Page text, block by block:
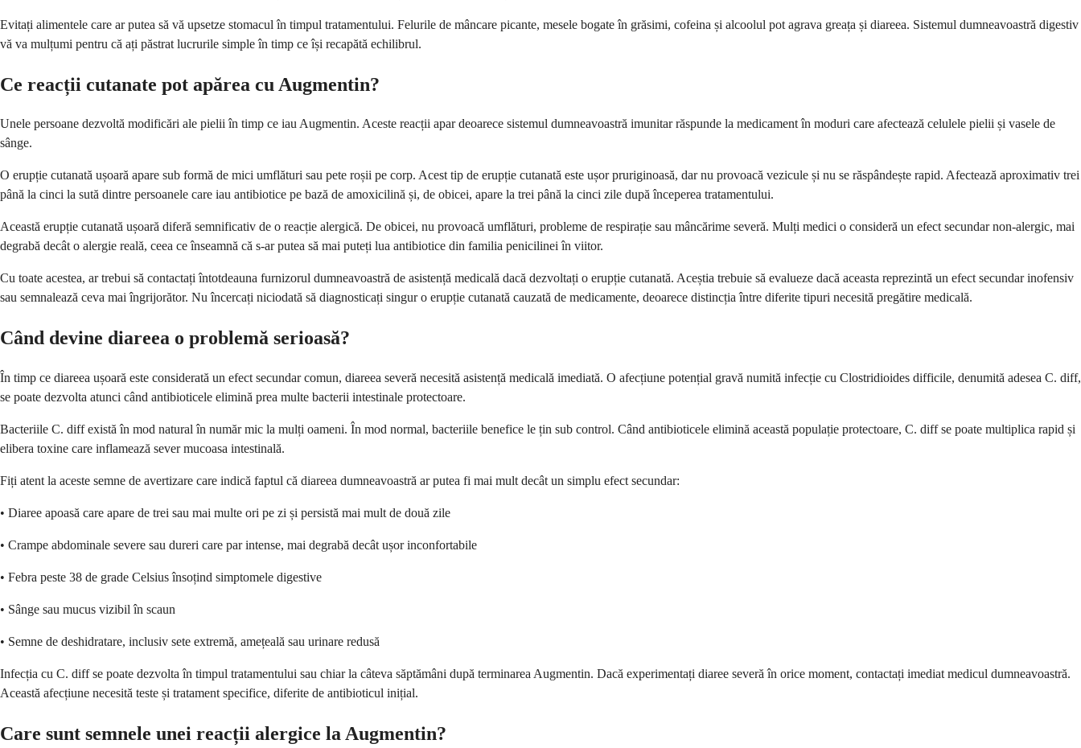
Evitați alimentele care ar putea să vă upsetze stomacul în timpul tratamentului. Felurile de mâncare picante, mesele bogate în grăsimi, cofeina și alcoolul pot agrava greața și diareea. Sistemul dumneavoastră digestiv
vă va mulțumi pentru că ați păstrat lucrurile simple în timp ce își recapătă echilibrul.
Ce reacții cutanate pot apărea cu Augmentin?
Unele persoane dezvoltă modificări ale pielii în timp ce iau Augmentin. Aceste reacții apar deoarece sistemul dumneavoastră imunitar răspunde la medicament în moduri care afectează celulele pielii și vasele de
sânge.
O erupție cutanată ușoară apare sub formă de mici umflături sau pete roșii pe corp. Acest tip de erupție cutanată este ușor pruriginoasă, dar nu provoacă vezicule și nu se răspândește rapid. Afectează aproximativ trei
până la cinci la sută dintre persoanele care iau antibiotice pe bază de amoxicilină și, de obicei, apare la trei până la cinci zile după începerea tratamentului.
Această erupție cutanată ușoară diferă semnificativ de o reacție alergică. De obicei, nu provoacă umflături, probleme de respirație sau mâncărime severă. Mulți medici o consideră un efect secundar non-alergic, mai
degrabă decât o alergie reală, ceea ce înseamnă că s-ar putea să mai puteți lua antibiotice din familia penicilinei în viitor.
Cu toate acestea, ar trebui să contactați întotdeauna furnizorul dumneavoastră de asistență medicală dacă dezvoltați o erupție cutanată. Aceștia trebuie să evalueze dacă aceasta reprezintă un efect secundar inofensiv
sau semnalează ceva mai îngrijorător. Nu încercați niciodată să diagnosticați singur o erupție cutanată cauzată de medicamente, deoarece distincția între diferite tipuri necesită pregătire medicală.
Când devine diareea o problemă serioasă?
În timp ce diareea ușoară este considerată un efect secundar comun, diareea severă necesită asistență medicală imediată. O afecțiune potențial gravă numită infecție cu Clostridioides difficile, denumită adesea C. diff,
se poate dezvolta atunci când antibioticele elimină prea multe bacterii intestinale protectoare.
Bacteriile C. diff există în mod natural în număr mic la mulți oameni. În mod normal, bacteriile benefice le țin sub control. Când antibioticele elimină această populație protectoare, C. diff se poate multiplica rapid și
elibera toxine care inflamează sever mucoasa intestinală.
Fiți atent la aceste semne de avertizare care indică faptul că diareea dumneavoastră ar putea fi mai mult decât un simplu efect secundar:
• Diaree apoasă care apare de trei sau mai multe ori pe zi și persistă mai mult de două zile
• Crampe abdominale severe sau dureri care par intense, mai degrabă decât ușor inconfortabile
• Febra peste 38 de grade Celsius însoțind simptomele digestive
• Sânge sau mucus vizibil în scaun
• Semne de deshidratare, inclusiv sete extremă, amețeală sau urinare redusă
Infecția cu C. diff se poate dezvolta în timpul tratamentului sau chiar la câteva săptămâni după terminarea Augmentin. Dacă experimentați diaree severă în orice moment, contactați imediat medicul dumneavoastră.
Această afecțiune necesită teste și tratament specifice, diferite de antibioticul inițial.
Care sunt semnele unei reacții alergice la Augmentin?